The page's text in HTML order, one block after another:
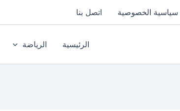
سياسية الخصوصية اتصل بنا
الرئيسية الرياضة